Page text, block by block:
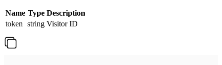
Name Type Description
token string Visitor ID